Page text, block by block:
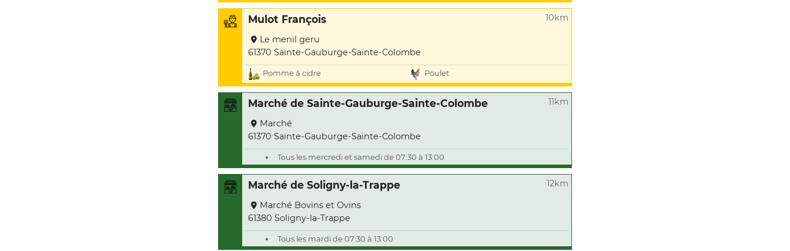
Mulot François 10km
Le menil geru
61370 Sainte-Gauburge-Sainte-Colombe
Pomme à cidre Poulet
Marché de Sainte-Gauburge-Sainte-Colombe 11km
Marché
61370 Sainte-Gauburge-Sainte-Colombe
Tous les mercredi et samedi de 07:30 à 13:00
Marché de Soligny-la-Trappe 12km
Marché Bovins et Ovins
61380 Soligny-la-Trappe
Tous les mardi de 07:30 à 13:00